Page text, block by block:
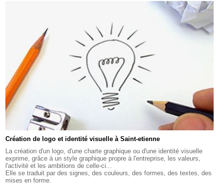
Création de logo et identité visuelle à Saint-etienne
La création d'un logo, d'une charte graphique ou d'une identité visuelle
exprime, grâce à un style graphique propre à l'entreprise, les valeurs,
l'activité et les ambitions de celle-ci...
Elle se traduit par des signes, des couleurs, des formes, des textes, des
mises en forme.